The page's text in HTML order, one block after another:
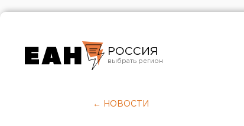
РОССИЯ
Челябинск
← НОВОСТИ